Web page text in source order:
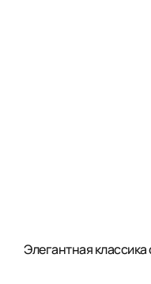
Элегантная